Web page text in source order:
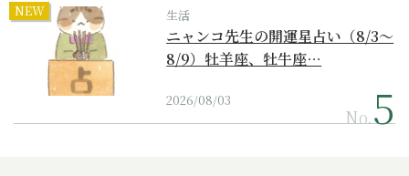
NEW 生活
ニャンコ先生の開運星占い（8/3～
8/9）牡羊座、牡牛座…
2026/08/03
No.